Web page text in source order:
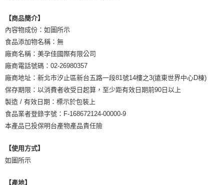
【商品簡介】
內容物成份：如圖所示
食品添加物名稱：無
廠商名稱：美孕佳國際有限公司
廠商電話號碼：02-26980357
廠商地址：新北市汐止區新台五路一段81號14樓之3(遠東世界中心D棟)
保存期限：以消費者收受日起算，至少距有效日期前90日以上
製造 / 有效日期：標示於包裝上
食品業者登錄字號：F-168672124-00000-9
本產品已投保明台產物產品責任險
【使用方式】
如圖所示
【產地】